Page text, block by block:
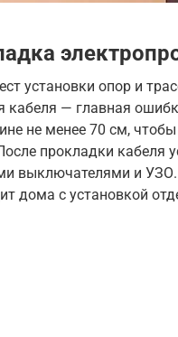
установки опор и
кабеля — главная
не менее 70 см, чтобы
прокладки кабеля
выключателями и
дома с установкой